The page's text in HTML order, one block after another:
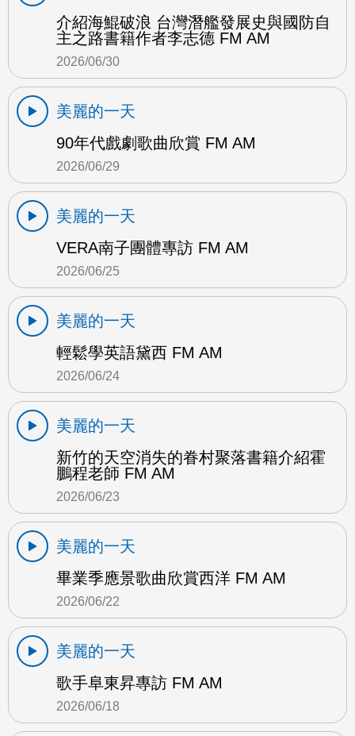
介紹海鯤破浪 台灣潛艦發展史與國防自
主之路書籍作者李志德 FM AM
2026/06/30
美麗的一天
90年代戲劇歌曲欣賞 FM AM
2026/06/29
美麗的一天
VERA南子團體專訪 FM AM
2026/06/25
美麗的一天
輕鬆學英語黛西 FM AM
2026/06/24
美麗的一天
新竹的天空消失的眷村聚落書籍介紹霍
鵬程老師 FM AM
2026/06/23
美麗的一天
畢業季應景歌曲欣賞西洋 FM AM
2026/06/22
美麗的一天
歌手阜東昇專訪 FM AM
2026/06/18